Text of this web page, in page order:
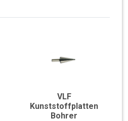
VLF
Kunststoffplatten
Bohrer